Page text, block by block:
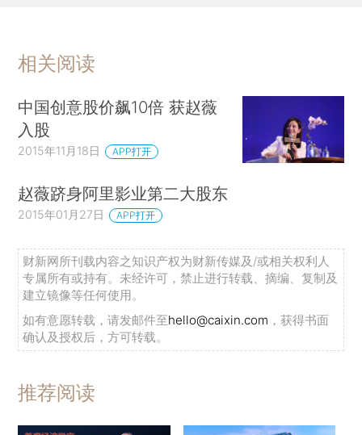
相关阅读
中国创意股价飙10倍 获赵薇
入股
2015年11月18日 APP打开
赵薇跻身阿里影业第二大股东
2015年01月27日 APP打开
财新网所刊载内容之知识产权为财新传媒及/或相关权利人
专属所有或持有。未经许可，禁止进行转载、摘编、复制及
建立镜像等任何使用。
如有意愿转载，请发邮件至hello@caixin.com ，获得书面
确认及授权后，方可转载。
推荐阅读